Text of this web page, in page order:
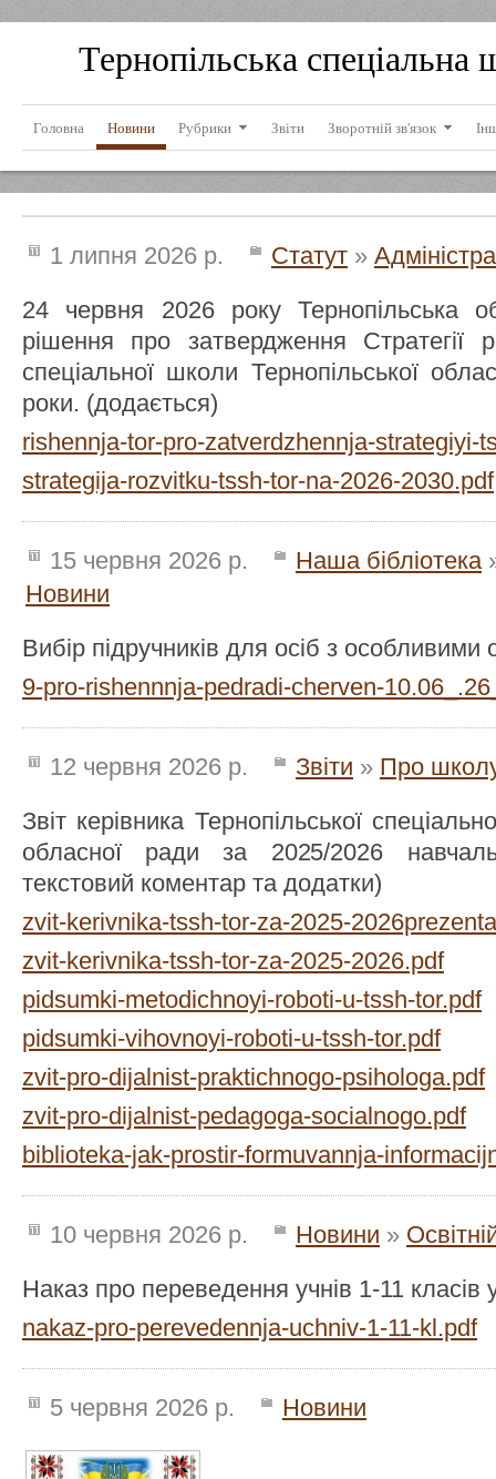
Тернопільська спеціальна
Головна Новини Рубрики Звіти Зворотній зв'язок
1 липня 2026 р. Статут »
24 червня 2026 року Тернопільська
рішення про затвердження Стратегії
спеціальної школи Тернопільської
роки. (додається)
rishennja-tor-pro-zatverdzhennja-strategiyi-
strategija-rozvitku-tssh-tor-na-2026-2030.pdf
15 червня 2026 р. Наша бібліотека
Новини
Вибір підручників для осіб з особливими
9-pro-rishennnja-pedradi-cherven-
12 червня 2026 р. Звіти » Про
Звіт керівника Тернопільської
обласної ради за 2025/2026
текстовий коментар та додатки)
zvit-kerivnika-tssh-tor-za-2025-
zvit-kerivnika-tssh-tor-za-2025-2026.pdf
pidsumki-metodichnoyi-roboti-u-tssh-tor.pdf
pidsumki-vihovnoyi-roboti-u-tssh-tor.pdf
zvit-pro-dijalnist-praktichnogo-psihologa.pdf
zvit-pro-dijalnist-pedagoga-socialnogo.pdf
biblioteka-jak-prostir-formuvannja-
10 червня 2026 р. Новини »
Наказ про переведення учнів 1-11 класів
nakaz-pro-perevedennja-uchniv-1-11-kl.pdf
5 червня 2026 р. Новини